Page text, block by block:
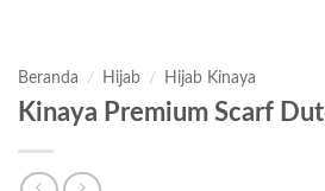
Beranda / Hijab / Hijab Kinaya
Kinaya Premium Scarf